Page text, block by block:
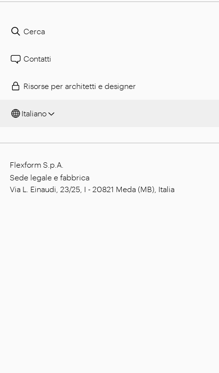
Cerca
Contatti
Risorse per architetti e designer
Italiano
Flexform S.p.A.
Sede legale e fabbrica
Via L. Einaudi, 23/25, I - 20821 Meda (MB), Italia